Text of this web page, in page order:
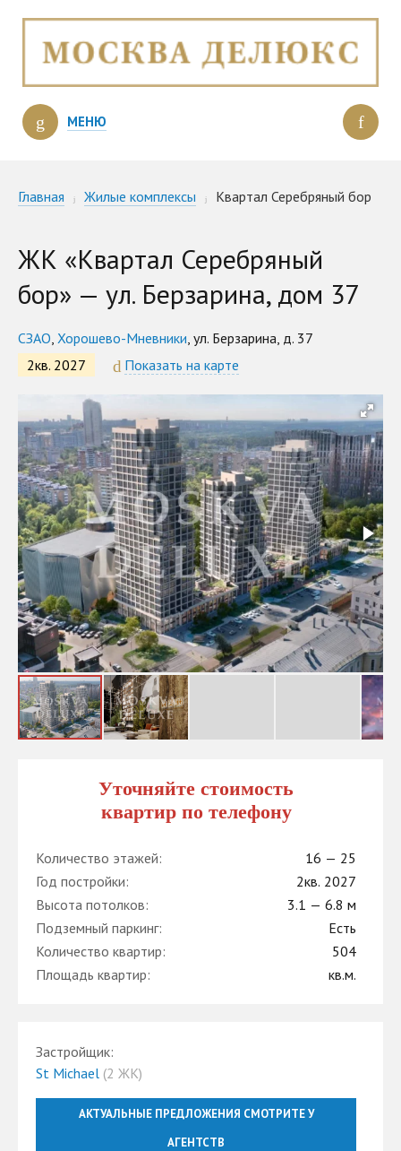
МЕНЮ
Главная Жилые комплексы Квартал Серебряный бор
ЖК «Квартал Серебряный
бор» — ул. Берзарина, дом 37
СЗАО Хорошево-Мневники , ул. Берзарина, д. 37
2кв. 2027
Показать на карте
Уточняйте стоимость
квартир по телефону
Количество этажей:
16 — 25
Год постройки:
2кв. 2027
Высота потолков:
3.1 — 6.8 м
Подземный паркинг:
Есть
Количество квартир:
504
Площадь квартир:
кв.м.
Застройщик:
St Michael (2 ЖК)
АКТУАЛЬНЫЕ ПРЕДЛОЖЕНИЯ СМОТРИТЕ У
АГЕНТСТВ